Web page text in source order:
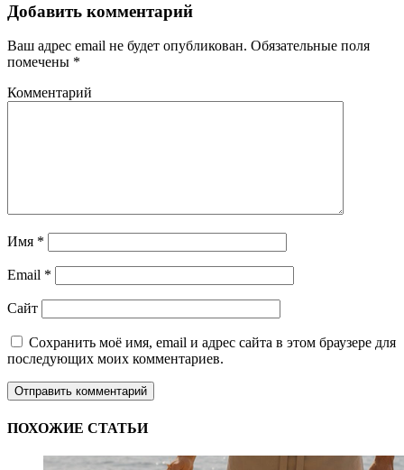
Добавить комментарий
Ваш адрес email не будет опубликован. Обязательные поля
помечены *
Комментарий
Имя *
Email *
Сайт
Сохранить моё имя, email и адрес сайта в этом браузере для
последующих моих комментариев.
ПОХОЖИЕ СТАТЬИ